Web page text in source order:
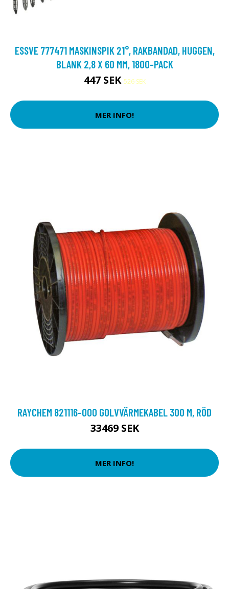
ESSVE 777471 MASKINSPIK 21°, RAKBANDAD, HUGGEN,
BLANK 2,8 X 60 MM, 1800-PACK
447 SEK526 SEK
MER INFO!
RAYCHEM 821116-000 GOLVVÄRMEKABEL 300 M, RÖD
33469 SEK
MER INFO!